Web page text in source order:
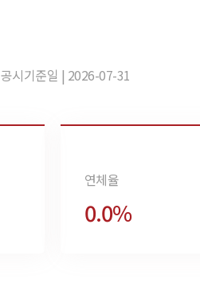
공시기준일 | 2026-07-31
연체율
0.0%